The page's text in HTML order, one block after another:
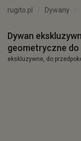
rugito.pl Dywany
Dywan
geometryczne do
ekskluzywne, do